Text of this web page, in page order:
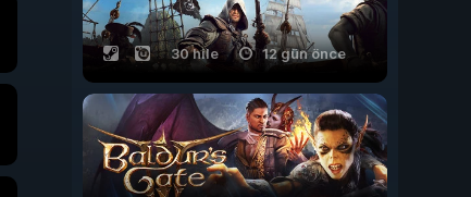
30 hile 12 gün önce